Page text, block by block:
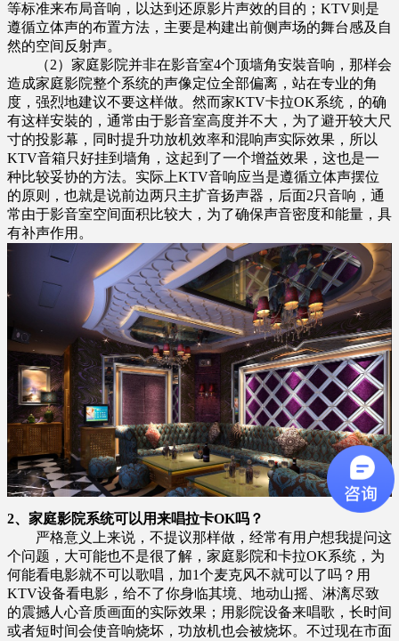
等标准来布局音响，以达到还原影片声效的目的；KTV则是
遵循立体声的布置方法，主要是构建出前侧声场的舞台感及自
然的空间反射声。
（2）家庭影院并非在影音室4个顶墙角安裝音响，那样会
造成家庭影院整个系统的声像定位全部偏离，站在专业的角
度，强烈地建议不要这样做。然而家KTV卡拉OK系统，的确
有这样安裝的，通常由于影音室高度并不大，为了避开较大尺
寸的投影幕，同时提升功放机效率和混响声实际效果，所以
KTV音箱只好挂到墙角，这起到了一个增益效果，这也是一
种比较妥协的方法。实际上KTV音响应当是遵循立体声摆位
的原则，也就是说前边两只主扩音扬声器，后面2只音响，通
常由于影音室空间面积比较大，为了确保声音密度和能量，具
有补声作用。
2、家庭影院系统可以用来唱拉卡OK吗？
严格意义上来说，不提议那样做，经常有用户想我提问这
个问题，大可能也不是很了解，家庭影院和卡拉OK系统，为
何能看电影就不可以歌唱，加1个麦克风不就可以了吗？用
KTV设备看电影，给不了你身临其境、地动山摇、淋漓尽致
的震撼人心音质画面的实际效果；用影院设备来唱歌，长时间
或者短时间会使音响烧坏，功放机也会被烧坏。不过现在市面